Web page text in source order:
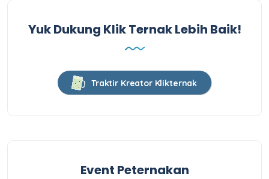
Yuk Dukung Klik Ternak Lebih Baik!
Traktir Kreator Klikternak
Event Peternakan